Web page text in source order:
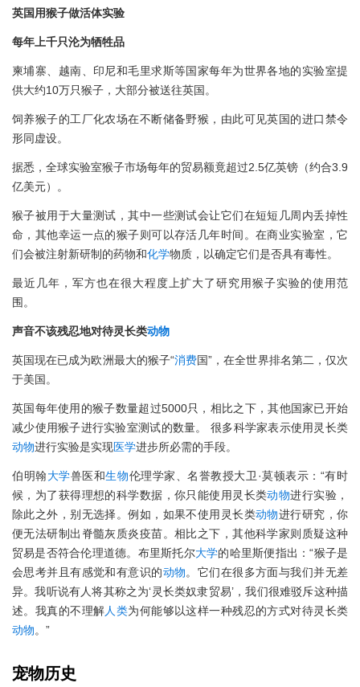
英国用猴子做活体实验
每年上千只沦为牺牲品
柬埔寨、越南、印尼和毛里求斯等国家每年为世界各地的实验室提
供大约10万只猴子，大部分被送往英国。
饲养猴子的工厂化农场在不断储备野猴，由此可见英国的进口禁令
形同虚设。
据悉，全球实验室猴子市场每年的贸易额竟超过2.5亿英镑（约合3.9
亿美元）。
猴子被用于大量测试，其中一些测试会让它们在短短几周内丢掉性
命，其他幸运一点的猴子则可以存活几年时间。在商业实验室，它
们会被注射新研制的药物和化学物质，以确定它们是否具有毒性。
最近几年，军方也在很大程度上扩大了研究用猴子实验的使用范
围。
声音不该残忍地对待灵长类动物
英国现在已成为欧洲最大的猴子“消费国”，在全世界排名第二，仅次
于美国。
英国每年使用的猴子数量超过5000只，相比之下，其他国家已开始
减少使用猴子进行实验室测试的数量。 很多科学家表示使用灵长类
动物进行实验是实现医学进步所必需的手段。
伯明翰大学兽医和生物伦理学家、名誉教授大卫·莫顿表示：“有时
候，为了获得理想的科学数据，你只能使用灵长类动物进行实验，
除此之外，别无选择。例如，如果不使用灵长类动物进行研究，你
便无法研制出脊髓灰质炎疫苗。相比之下，其他科学家则质疑这种
贸易是否符合伦理道德。布里斯托尔大学的哈里斯便指出：“猴子是
会思考并且有感觉和有意识的动物。它们在很多方面与我们并无差
异。我听说有人将其称之为‘灵长类奴隶贸易’，我们很难驳斥这种描
述。我真的不理解人类为何能够以这样一种残忍的方式对待灵长类
动物。”
宠物历史